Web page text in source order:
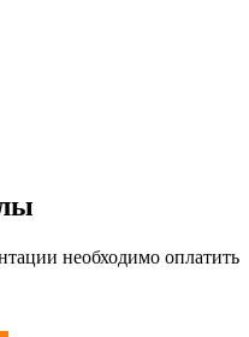
необходимо оплатить